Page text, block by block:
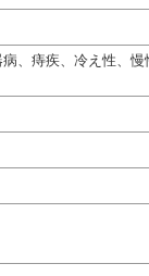
、痔疾、冷え性、